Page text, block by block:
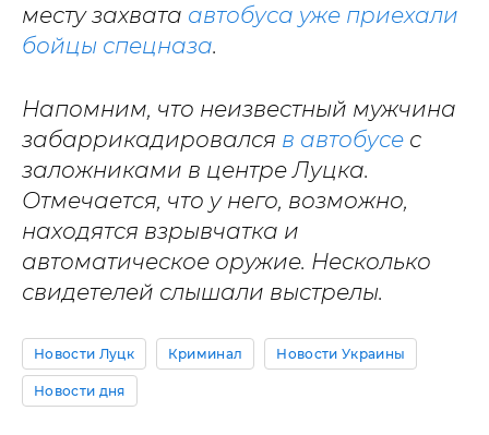
месту захвата автобуса уже приехали
бойцы спецназа.
Напомним, что неизвестный мужчина
забаррикадировался в автобусе с
заложниками в центре Луцка.
Отмечается, что у него, возможно,
находятся взрывчатка и
автоматическое оружие. Несколько
свидетелей слышали выстрелы.
Новости Луцк Криминал Новости Украины
Новости дня